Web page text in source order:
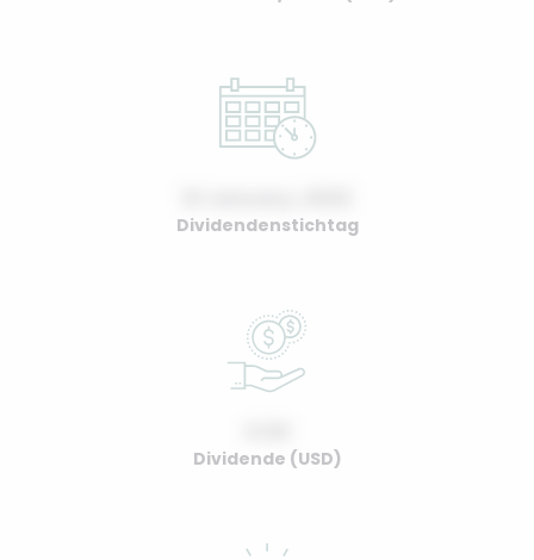
Dividendenstichtag
Dividende (USD)